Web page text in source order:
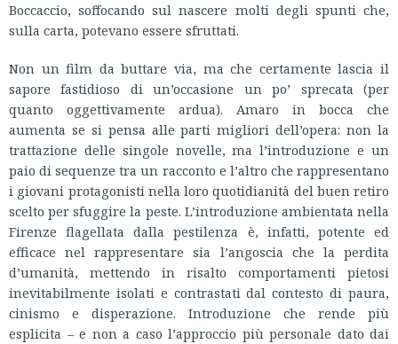
Boccaccio, soffocando sul nascere molti degli spunti che,
sulla carta, potevano essere sfruttati.
Non un film da buttare via, ma che certamente lascia il
sapore fastidioso di un’occasione un po’ sprecata (per
quanto oggettivamente ardua). Amaro in bocca che
aumenta se si pensa alle parti migliori dell’opera: non la
trattazione delle singole novelle, ma l’introduzione e un
paio di sequenze tra un racconto e l’altro che rappresentano
i giovani protagonisti nella loro quotidianità del buen retiro
scelto per sfuggire la peste. L’introduzione ambientata nella
Firenze flagellata dalla pestilenza è, infatti, potente ed
efficace nel rappresentare sia l’angoscia che la perdita
d’umanità, mettendo in risalto comportamenti pietosi
inevitabilmente isolati e contrastati dal contesto di paura,
cinismo e disperazione. Introduzione che rende più
esplicita – e non a caso l’approccio più personale dato dai